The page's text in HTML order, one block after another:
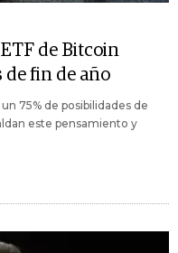
de Bitcoin
de fin de año
75% de posibilidades de
este pensamiento y